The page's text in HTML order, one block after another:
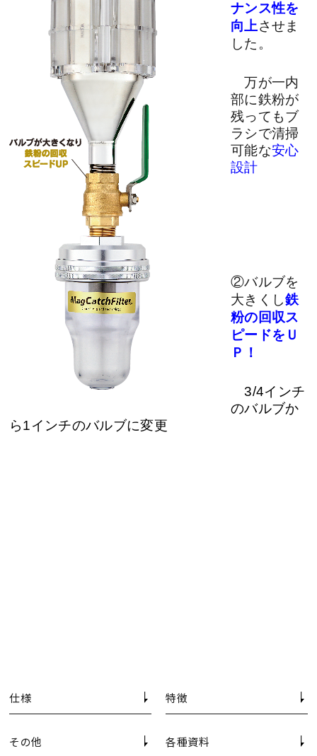
ナンス性を
向上させま
した。
万が一内
部に鉄粉が
残ってもブ
ラシで清掃
可能な安心
設計
②バルブを
大きくし鉄
粉の回収ス
ピードをＵ
Ｐ！
3/4インチ
のバルブか
ら1インチのバルブに変更
仕様 特徴
その他 各種資料